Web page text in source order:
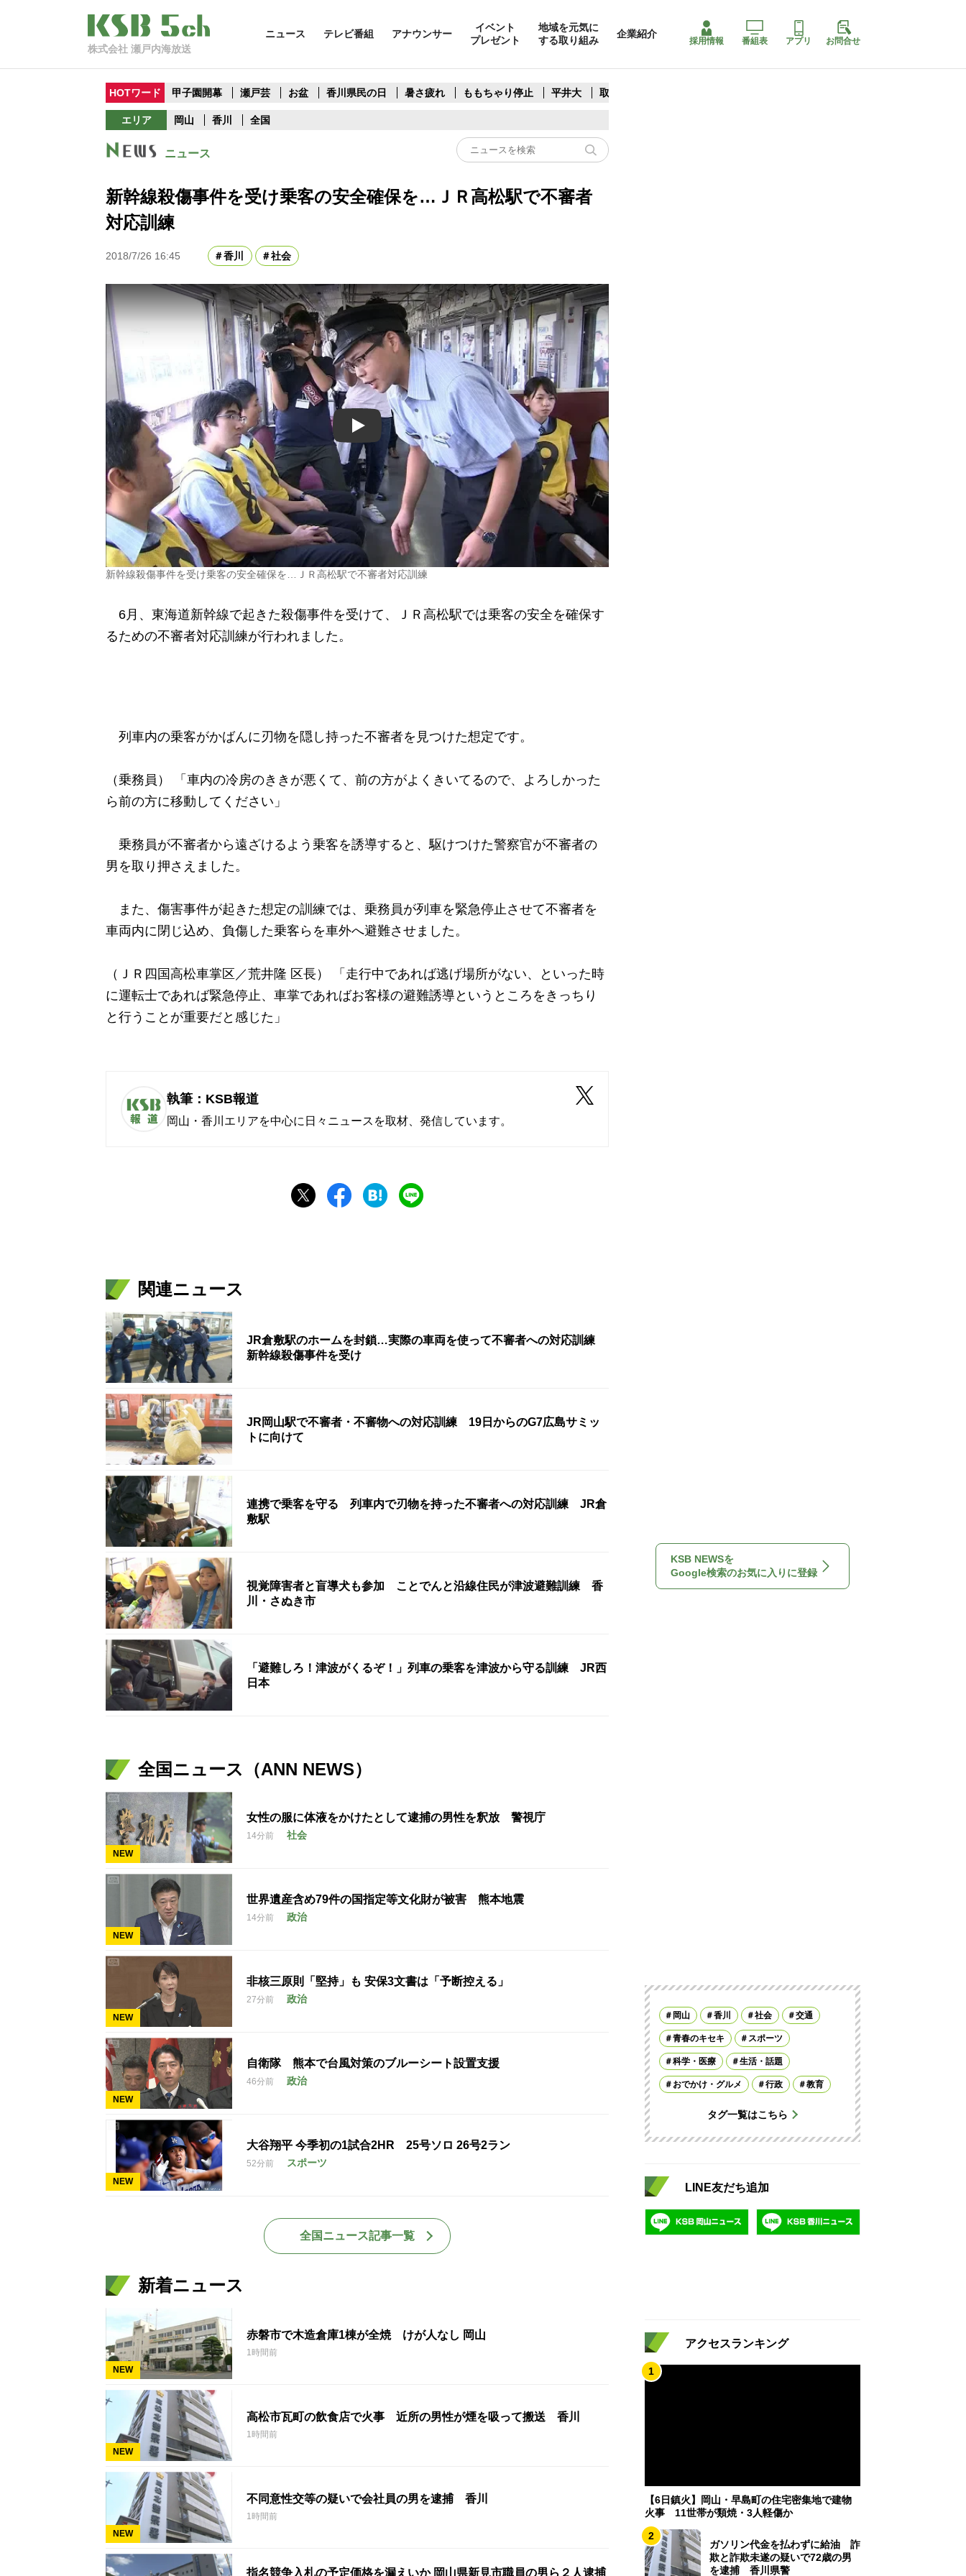
株式会社 瀬戸内海放送
ニュース テレビ番組 アナウンサー
イベント
プレゼント
地域を元気に
する取り組み
企業紹介
採用情報 番組表 アプリ お問合せ
HOTワード 甲子園開幕 瀬戸芸 お盆 香川県民の日 暑さ疲れ ももちゃり停止 平井大 取水制限
エリア 岡山 香川 全国
ニュース
新幹線殺傷事件を受け乗客の安全確保を…ＪＲ高松駅で不審者
対応訓練
2018/7/26 16:45 香川 社会
Play
新幹線殺傷事件を受け乗客の安全確保を…ＪＲ高松駅で不審者対応訓練
6月、東海道新幹線で起きた殺傷事件を受けて、ＪＲ高松駅では乗客の安全を確保す
るための不審者対応訓練が行われました。
列車内の乗客がかばんに刃物を隠し持った不審者を見つけた想定です。
（乗務員） 「車内の冷房のききが悪くて、前の方がよくきいてるので、よろしかった
ら前の方に移動してください」
乗務員が不審者から遠ざけるよう乗客を誘導すると、駆けつけた警察官が不審者の
男を取り押さえました。
また、傷害事件が起きた想定の訓練では、乗務員が列車を緊急停止させて不審者を
車両内に閉じ込め、負傷した乗客らを車外へ避難させました。
（ＪＲ四国高松車掌区／荒井隆 区長） 「走行中であれば逃げ場所がない、といった時
に運転士であれば緊急停止、車掌であればお客様の避難誘導というところをきっちり
と行うことが重要だと感じた」
執筆：KSB報道
岡山・香川エリアを中心に日々ニュースを取材、発信しています。
関連ニュース
JR倉敷駅のホームを封鎖…実際の車両を使って不審者への対応訓練
新幹線殺傷事件を受け
JR岡山駅で不審者・不審物への対応訓練 19日からのG7広島サミッ
トに向けて
連携で乗客を守る 列車内で刃物を持った不審者への対応訓練 JR倉
敷駅
視覚障害者と盲導犬も参加 ことでんと沿線住民が津波避難訓練 香
川・さぬき市
「避難しろ！津波がくるぞ！」列車の乗客を津波から守る訓練 JR西
日本
全国ニュース（ANN NEWS）
NEW
女性の服に体液をかけたとして逮捕の男性を釈放 警視庁
14分前 社会
NEW
世界遺産含め79件の国指定等文化財が被害 熊本地震
14分前 政治
NEW
非核三原則「堅持」も 安保3文書は「予断控える」
27分前 政治
NEW
自衛隊 熊本で台風対策のブルーシート設置支援
46分前 政治
NEW
大谷翔平 今季初の1試合2HR 25号ソロ 26号2ラン
52分前 スポーツ
全国ニュース記事一覧
新着ニュース
NEW
赤磐市で木造倉庫1棟が全焼 けが人なし 岡山
1時間前
NEW
高松市瓦町の飲食店で火事 近所の男性が煙を吸って搬送 香川
1時間前
NEW
不同意性交等の疑いで会社員の男を逮捕 香川
1時間前
指名競争入札の予定価格を漏えいか 岡山県新見市職員の男ら２人逮捕
KSB NEWSを
Google検索のお気に入りに登録
岡山 香川 社会 交通
青春のキセキ スポーツ
科学・医療 生活・話題
おでかけ・グルメ 行政 教育
タグ一覧はこちら
LINE友だち追加
アクセスランキング
1
【6日鎮火】岡山・早島町の住宅密集地で建物
火事 11世帯が類焼・3人軽傷か
2
ガソリン代金を払わずに給油 詐
欺と詐欺未遂の疑いで72歳の男
を逮捕 香川県警